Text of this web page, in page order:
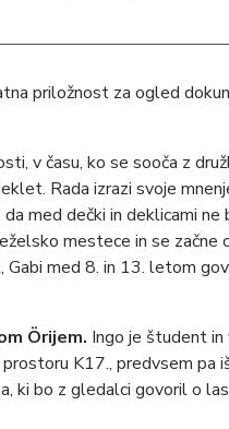
priložnost za ogled
v času, ko se sooča z
Rada izrazi svoje
med dečki in deklicami
mestece in se
med 8. in 13. letom
Örijem. Ingo je študent
K17., predvsem pa
ki bo z gledalci govoril o